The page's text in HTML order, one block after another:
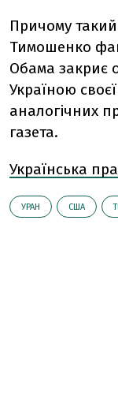
Причому
Тимошенко
Обама закриє
Україною
аналогічних
газета.
Українська
УРАН США